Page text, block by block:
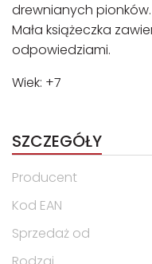
drewnianych pionków.
Mała książeczka
odpowiedziami.
Wiek: +7
SZCZEGÓŁY
Producent
Kod EAN
Sprzedaż od